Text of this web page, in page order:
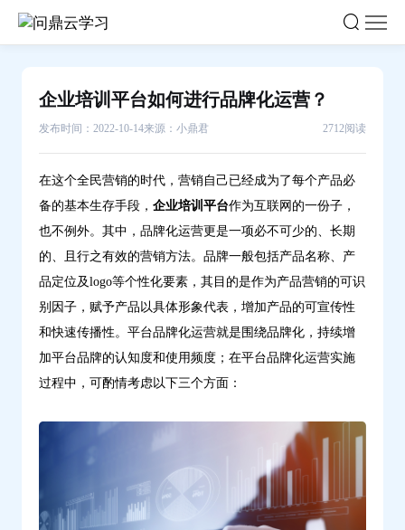
营？-
企业培训平台如何进行品牌化运营？
发布时间：2022-10-14来源：小鼎君 2712阅读
在这个全民营销的时代，营销自己已经成为了每个产品必
备的基本生存手段， 企业培训平台作为互联网的一份子，
也不例外。其中，品牌化运营更是一项必不可少的、长期
的、且行之有效的营销方法。 品牌一般包括产品名称、产
品定位及logo等个性化要素，其目的是作为产品营销的可识
别因子，赋予产品以具体形象代表，增加产品的可宣传性
和快速传播性。 平台品牌化运营就是围绕品牌化，持续增
加平台品牌的认知度和使用频度； 在平台品牌化运营实施
过程中，可酌情考虑以下三个方面：